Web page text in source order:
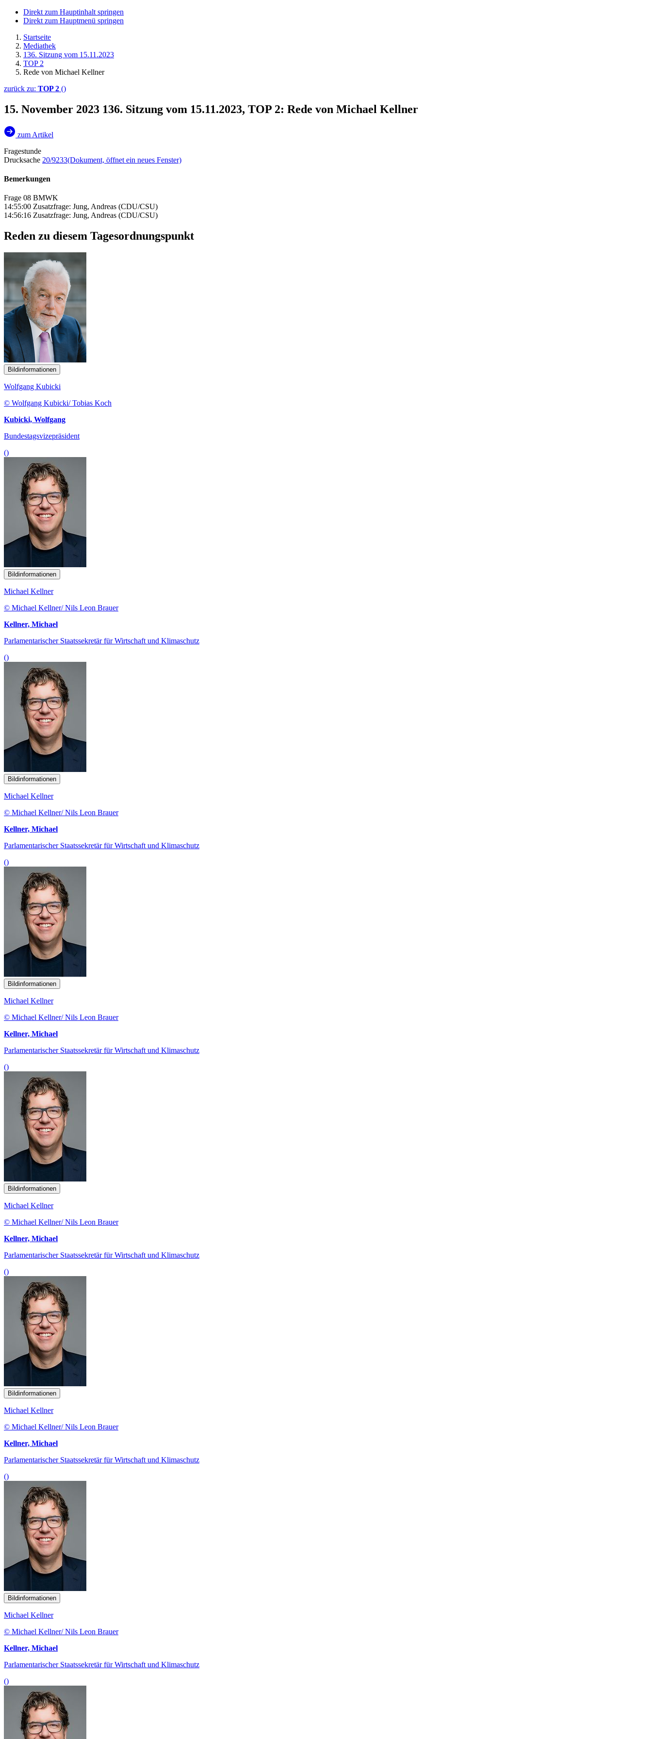
Direkt zum Hauptinhalt springen
Direkt zum Hauptmenü springen
Startseite
Mediathek
136. Sitzung vom 15.11.2023
TOP 2
Rede von Michael Kellner
zurück zu: TOP 2 ()
15. November 2023 136. Sitzung vom 15.11.2023, TOP 2: Rede von Michael Kellner
zum Artikel
Fragestunde
Drucksache 20/9233(Dokument, öffnet ein neues Fenster)
Bemerkungen
Frage 08 BMWK
14:55:00 Zusatzfrage: Jung, Andreas (CDU/CSU)
14:56:16 Zusatzfrage: Jung, Andreas (CDU/CSU)
Reden zu diesem Tagesordnungspunkt
Bildinformationen
Wolfgang Kubicki
© Wolfgang Kubicki/ Tobias Koch
Kubicki, Wolfgang
Bundestagsvizepräsident
()
Bildinformationen
Michael Kellner
© Michael Kellner/ Nils Leon Brauer
Kellner, Michael
Parlamentarischer Staatssekretär für Wirtschaft und Klimaschutz
()
Bildinformationen
Michael Kellner
© Michael Kellner/ Nils Leon Brauer
Kellner, Michael
Parlamentarischer Staatssekretär für Wirtschaft und Klimaschutz
()
Bildinformationen
Michael Kellner
© Michael Kellner/ Nils Leon Brauer
Kellner, Michael
Parlamentarischer Staatssekretär für Wirtschaft und Klimaschutz
()
Bildinformationen
Michael Kellner
© Michael Kellner/ Nils Leon Brauer
Kellner, Michael
Parlamentarischer Staatssekretär für Wirtschaft und Klimaschutz
()
Bildinformationen
Michael Kellner
© Michael Kellner/ Nils Leon Brauer
Kellner, Michael
Parlamentarischer Staatssekretär für Wirtschaft und Klimaschutz
()
Bildinformationen
Michael Kellner
© Michael Kellner/ Nils Leon Brauer
Kellner, Michael
Parlamentarischer Staatssekretär für Wirtschaft und Klimaschutz
()